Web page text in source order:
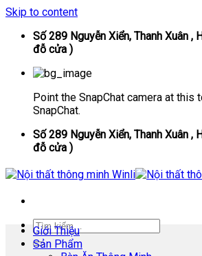
Skip to content
Số 289 Nguyễn Xiển, Thanh Xuân ,
đỗ cửa )
Point the SnapChat camera at this
SnapChat.
Số 289 Nguyễn Xiển, Thanh Xuân ,
đỗ cửa )
Giới Thiệu
Sản Phẩm